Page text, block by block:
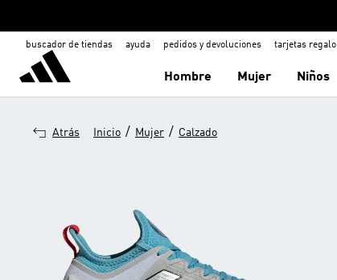
buscador de tiendas ayuda pedidos y devoluciones tarjetas regalo
Hombre Mujer Niños
Atrás Inicio / Mujer / Calzado